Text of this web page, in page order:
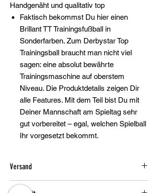
Handgenäht und qualitativ top
Faktisch bekommst Du hier einen
Brillant TT Trainingsfußball in
Sonderfarben. Zum Derbystar Top
Trainingsball braucht man nicht viel
sagen: eine absolut bewährte
Trainingsmaschine auf oberstem
Niveau. Die Produktdetails zeigen Dir
alle Features. Mit dem Teil bist Du mit
Deiner Mannschaft am Spieltag sehr
gut vorbereitet – egal, welchen Spielball
Ihr vorgesetzt bekommt.
Versand
1-3 Werktage